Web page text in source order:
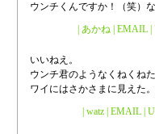
ウンチくんですか！（笑）
| あかね | EMAIL |
いいねえ。
ウンチ君のようなくねくね
ワイにはさかさまに見えた。
| watz | EMAIL |